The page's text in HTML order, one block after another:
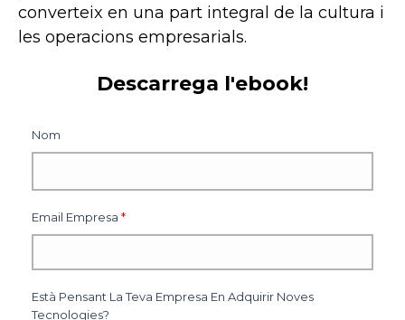
converteix en una part integral de la cultura i
les operacions empresarials.
Descarrega l'ebook!
Nom
Email Empresa *
Està Pensant La Teva Empresa En Adquirir Noves
Tecnologies?